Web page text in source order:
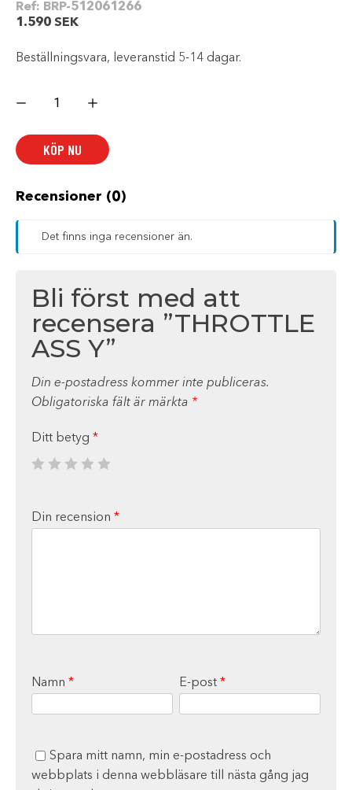
Ref: BRP-512061266
1.590 SEK
Beställningsvara, leveranstid 5-14 dagar.
ASS
KÖP NU
Recensioner (0)
Det finns inga recensioner än.
Bli först med att
recensera ”THROTTLE
ASS Y”
Din e-postadress kommer inte publiceras.
Obligatoriska fält är märkta *
Ditt betyg *
Din recension *
Namn * E-post *
Spara mitt namn, min e-postadress och
webbplats i denna webbläsare till nästa gång jag